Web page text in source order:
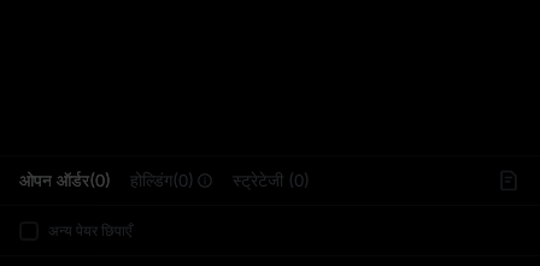
ओपन ऑर्डर(0) होल्डिंग(0) स्ट्रेटेजी (0)
अन्य पेयर छिपाएँ